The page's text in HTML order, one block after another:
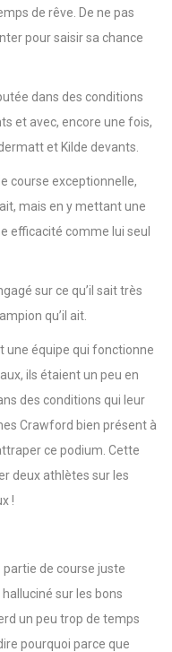
de rêve. De ne pas
pour saisir sa chance
dans des conditions
et avec, encore une fois,
et Kilde devants.
course exceptionnelle,
mais en y mettant une
efficacité comme lui seul
sur ce qu’il sait très
qu’il ait.
une équipe qui fonctionne
ils étaient un peu en
des conditions qui leur
Crawford bien présent à
ce podium. Cette
deux athlètes sur les
!
de course juste
sur les bons
un peu trop de temps
pourquoi parce que